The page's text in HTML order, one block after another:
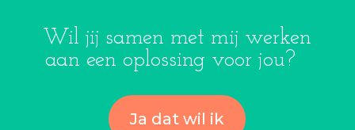
Wil jij samen met mij werken
aan een oplossing voor jou?
Ja dat wil ik